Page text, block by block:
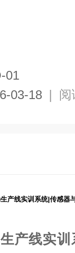
01
03-18 | 阅
产线实训系统|传感器
产线实